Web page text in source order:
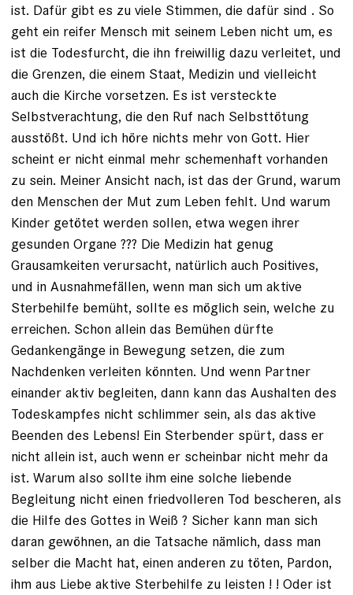
ist. Dafür gibt es zu viele Stimmen, die dafür sind . So
geht ein reifer Mensch mit seinem Leben nicht um, es
ist die Todesfurcht, die ihn freiwillig dazu verleitet, und
die Grenzen, die einem Staat, Medizin und vielleicht
auch die Kirche vorsetzen. Es ist versteckte
Selbstverachtung, die den Ruf nach Selbsttötung
ausstößt. Und ich höre nichts mehr von Gott. Hier
scheint er nicht einmal mehr schemenhaft vorhanden
zu sein. Meiner Ansicht nach, ist das der Grund, warum
den Menschen der Mut zum Leben fehlt. Und warum
Kinder getötet werden sollen, etwa wegen ihrer
gesunden Organe ??? Die Medizin hat genug
Grausamkeiten verursacht, natürlich auch Positives,
und in Ausnahmefällen, wenn man sich um aktive
Sterbehilfe bemüht, sollte es möglich sein, welche zu
erreichen. Schon allein das Bemühen dürfte
Gedankengänge in Bewegung setzen, die zum
Nachdenken verleiten könnten. Und wenn Partner
einander aktiv begleiten, dann kann das Aushalten des
Todeskampfes nicht schlimmer sein, als das aktive
Beenden des Lebens! Ein Sterbender spürt, dass er
nicht allein ist, auch wenn er scheinbar nicht mehr da
ist. Warum also sollte ihm eine solche liebende
Begleitung nicht einen friedvolleren Tod bescheren, als
die Hilfe des Gottes in Weiß ? Sicher kann man sich
daran gewöhnen, an die Tatsache nämlich, dass man
selber die Macht hat, einen anderen zu töten, Pardon,
ihm aus Liebe aktive Sterbehilfe zu leisten ! ! Oder ist